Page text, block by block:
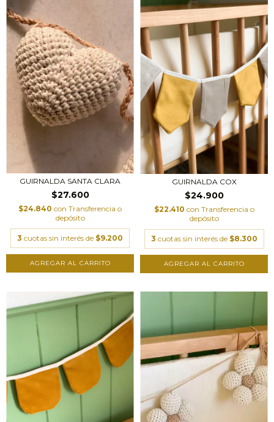
GUIRNALDA SANTA CLARA
$27.600
$24.840 con Transferencia o
depósito
3 cuotas sin interés de $9.200
GUIRNALDA COX
$24.900
$22.410 con Transferencia o
depósito
3 cuotas sin interés de $8.300